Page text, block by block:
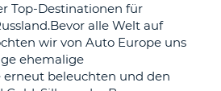
Top-Destinationen für
alle Welt auf
wir von Auto Europe uns
ehemalige
beleuchten und den